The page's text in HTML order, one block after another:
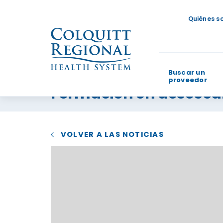
Quiénes
Buscar un
proveedor
¿En qué
Formación en
VOLVER A LAS NOTICIAS